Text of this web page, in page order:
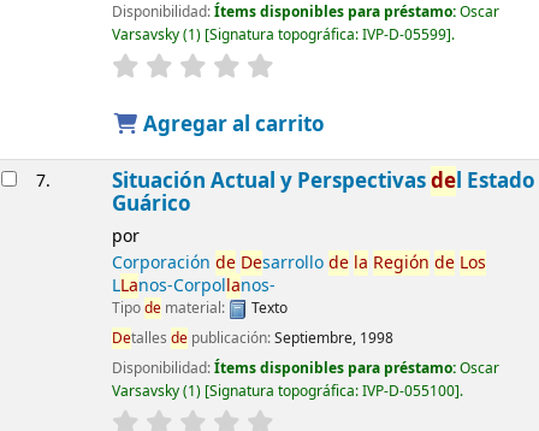
Disponibilidad:Ítems disponibles para préstamo:Oscar
Varsavsky(1) Signatura topográfica:IVP-D-05599 .
Agregar al carrito
7. Situación Actual y Perspectivasdel Estado
Guárico
por
Corporación de Desarrollode la Región de Los
LLanos-Corpollanos-
Tipodematerial:
Texto
Detalles depublicación:Septiembre, 1998
Disponibilidad:Ítems disponibles para préstamo:Oscar
Varsavsky(1) Signatura topográfica:IVP-D-055100 .